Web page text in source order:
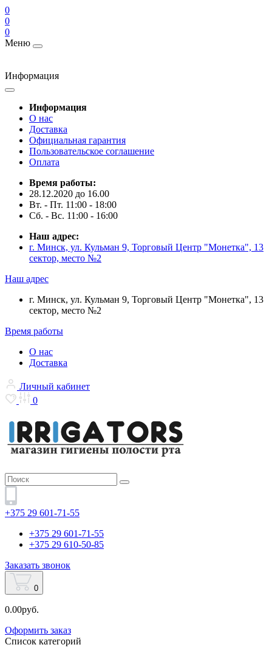
0
0
0
Меню
Информация
Информация
О нас
Доставка
Официальная гарантия
Пользовательское соглашение
Оплата
Время работы:
28.12.2020 до 16.00
Вт. - Пт. 11:00 - 18:00
Сб. - Вс. 11:00 - 16:00
Наш адрес:
г. Минск, ул. Кульман 9, Торговый Центр "Монетка", 13
сектор, место №2
Наш адрес
г. Минск, ул. Кульман 9, Торговый Центр "Монетка", 13
сектор, место №2
Время работы
О нас
Доставка
Личный кабинет
0
+375 29 601-71-55
+375 29 601-71-55
+375 29 610-50-85
Заказать звонок
0
0.00руб.
Оформить заказ
Список категорий